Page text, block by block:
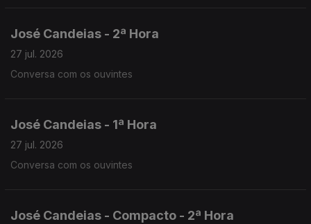
José Candeias - 2ª Hora
27 jul. 2026
Conversa com os ouvintes
José Candeias - 1ª Hora
27 jul. 2026
Conversa com os ouvintes
José Candeias - Compacto - 2ª Hora